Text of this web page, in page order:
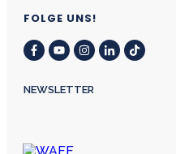
FOLGE UNS!
NEWSLETTER